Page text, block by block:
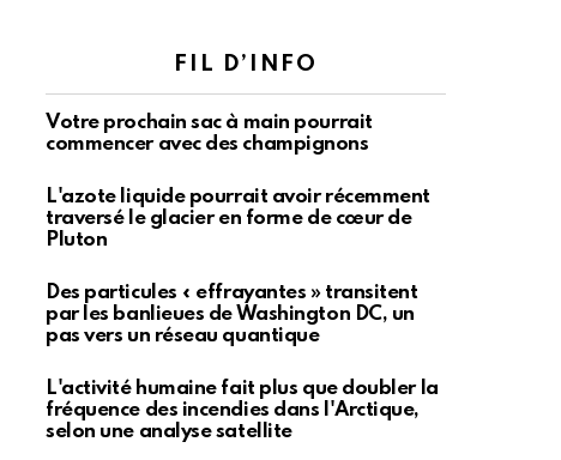
FIL D’INFO
Votre prochain sac à main pourrait
commencer avec des champignons
L'azote liquide pourrait avoir récemment
traversé le glacier en forme de cœur de
Pluton
Des particules « effrayantes » transitent
par les banlieues de Washington DC, un
pas vers un réseau quantique
L'activité humaine fait plus que doubler la
fréquence des incendies dans l'Arctique,
selon une analyse satellite